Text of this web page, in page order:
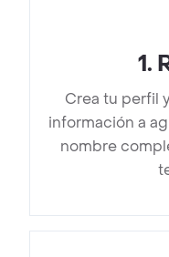
1.
Crea tu perfil
información a
nombre